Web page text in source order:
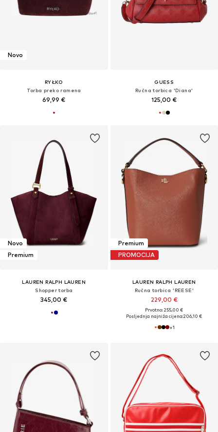
Novo
RYŁKO
Torba preko ramena
69,99 €
GUESS
Ručna torbica 'Diana'
125,00 €
Novo
Premium
LAUREN RALPH LAUREN
Shopper torba
345,00 €
Premium
PROMOCIJA
LAUREN RALPH LAUREN
Ručna torbica 'REESE'
229,00 €
Prvotno: 255,00 €
Posljednja najniža cijena:206,10 €
+1